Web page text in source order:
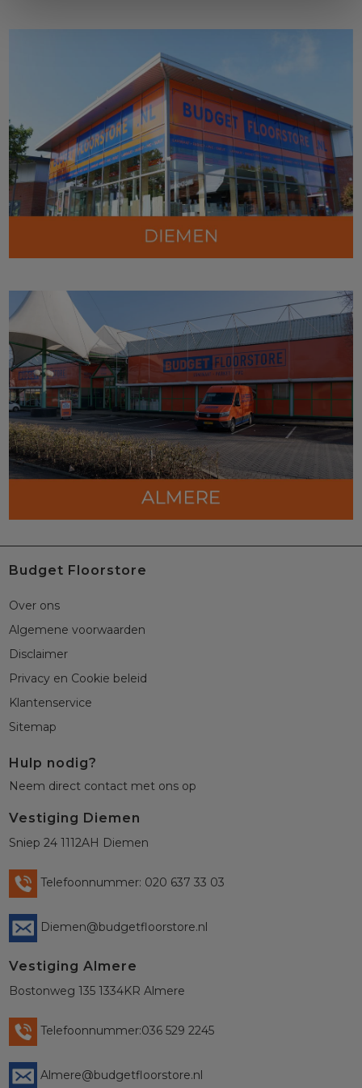
Budget Floorstore
Over ons
Algemene voorwaarden
Disclaimer
Privacy en Cookie beleid
Klantenservice
Sitemap
Hulp nodig?
Neem direct contact met ons op
Vestiging Diemen
Sniep 24 1112AH Diemen
Telefoonnummer: 020 637 33 03
Diemen@budgetfloorstore.nl
Vestiging Almere
Bostonweg 135 1334KR Almere
Telefoonnummer:036 529 2245
Almere@budgetfloorstore.nl